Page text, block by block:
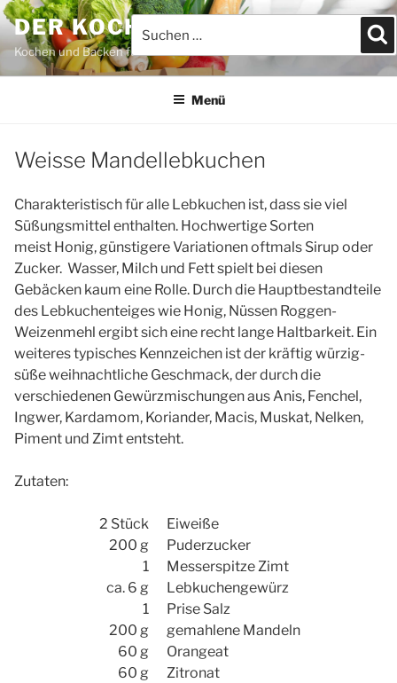
Zum
Inhalt
springen
DER KOCHBLOG
Kochen und Backen für JEDEFRAU & JEDERMANN
Suchen
nach:
Menü
Weisse Mandellebkuchen
Charakteristisch für alle Lebkuchen ist, dass sie viel
Süßungsmittel enthalten. Hochwertige Sorten
meist Honig, günstigere Variationen oftmals Sirup oder
Zucker. Wasser, Milch und Fett spielt bei diesen
Gebäcken kaum eine Rolle. Durch die Hauptbestandteile
des Lebkuchenteiges wie Honig, Nüssen Roggen-
Weizenmehl ergibt sich eine recht lange Haltbarkeit. Ein
weiteres typisches Kennzeichen ist der kräftig würzig-
süße weihnachtliche Geschmack, der durch die
verschiedenen Gewürzmischungen aus Anis, Fenchel,
Ingwer, Kardamom, Koriander, Macis, Muskat, Nelken,
Piment und Zimt entsteht.
Zutaten:
2 Stück
Eiweiße
200 g
Puderzucker
1
Messerspitze Zimt
ca. 6 g
Lebkuchengewürz
1
Prise Salz
200 g
gemahlene Mandeln
60 g
Orangeat
60 g
Zitronat